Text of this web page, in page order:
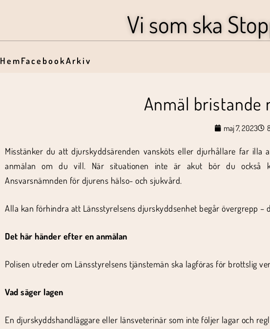
Vi som ska
HemFacebookArkiv
Anmäl bristande
maj 7, 2023
Misstänker du att djurskyddsärenden vansköts eller djurhållare far illa
anmälan om du vill. När situationen inte är akut bör du också
Ansvarsnämnden för djurens hälso- och sjukvård.
Alla kan förhindra att Länsstyrelsens djurskyddsenhet begår övergrepp –
Det här händer efter en anmälan
Polisen utreder om Länsstyrelsens tjänstemän ska lagföras för brottslig
Vad säger lagen
En djurskyddshandläggare eller länsveterinär som inte följer lagar och